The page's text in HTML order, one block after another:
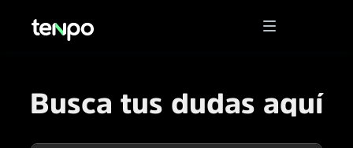
Busca tus dudas aquí